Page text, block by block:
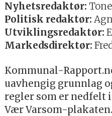
Nyhetsredaktør:
Politisk redaktør:
Utviklingsredaktør:
Markedsdirektør:
Kommunal-
uavhengig grunnlag
regler som er nedfelt
Vær Varsom-plakaten.